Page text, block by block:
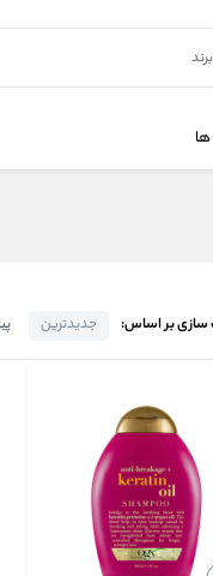
سازی بر اساس: جدیدترین